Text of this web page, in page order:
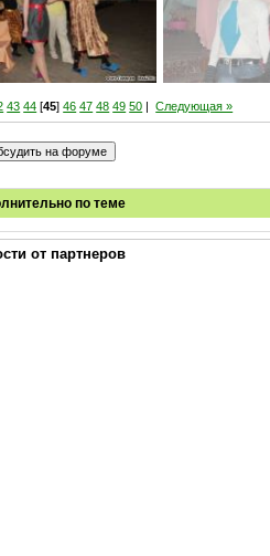
43 44 [45]46 47 48 49 50 |Следующая »
по теме
от партнеров